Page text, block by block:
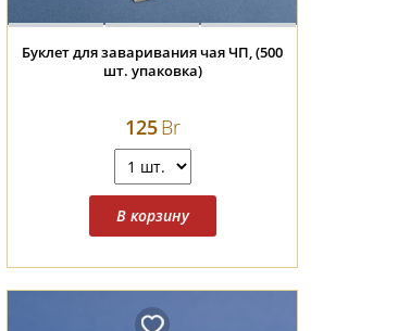
Буклет для заваривания чая ЧП, (500
шт. упаковка)
125Br